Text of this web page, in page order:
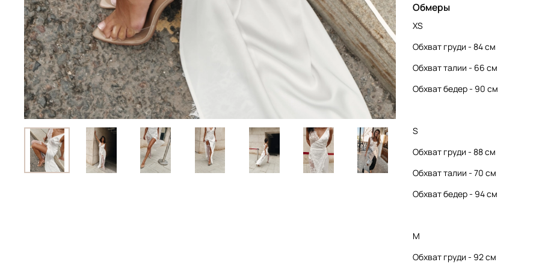
Обмеры
XS
Обхват груди - 84 см
Обхват талии - 66 см
Обхват бедер - 90 см
S
Обхват груди - 88 см
Обхват талии - 70 см
Обхват бедер - 94 см
М
Обхват груди - 92 см